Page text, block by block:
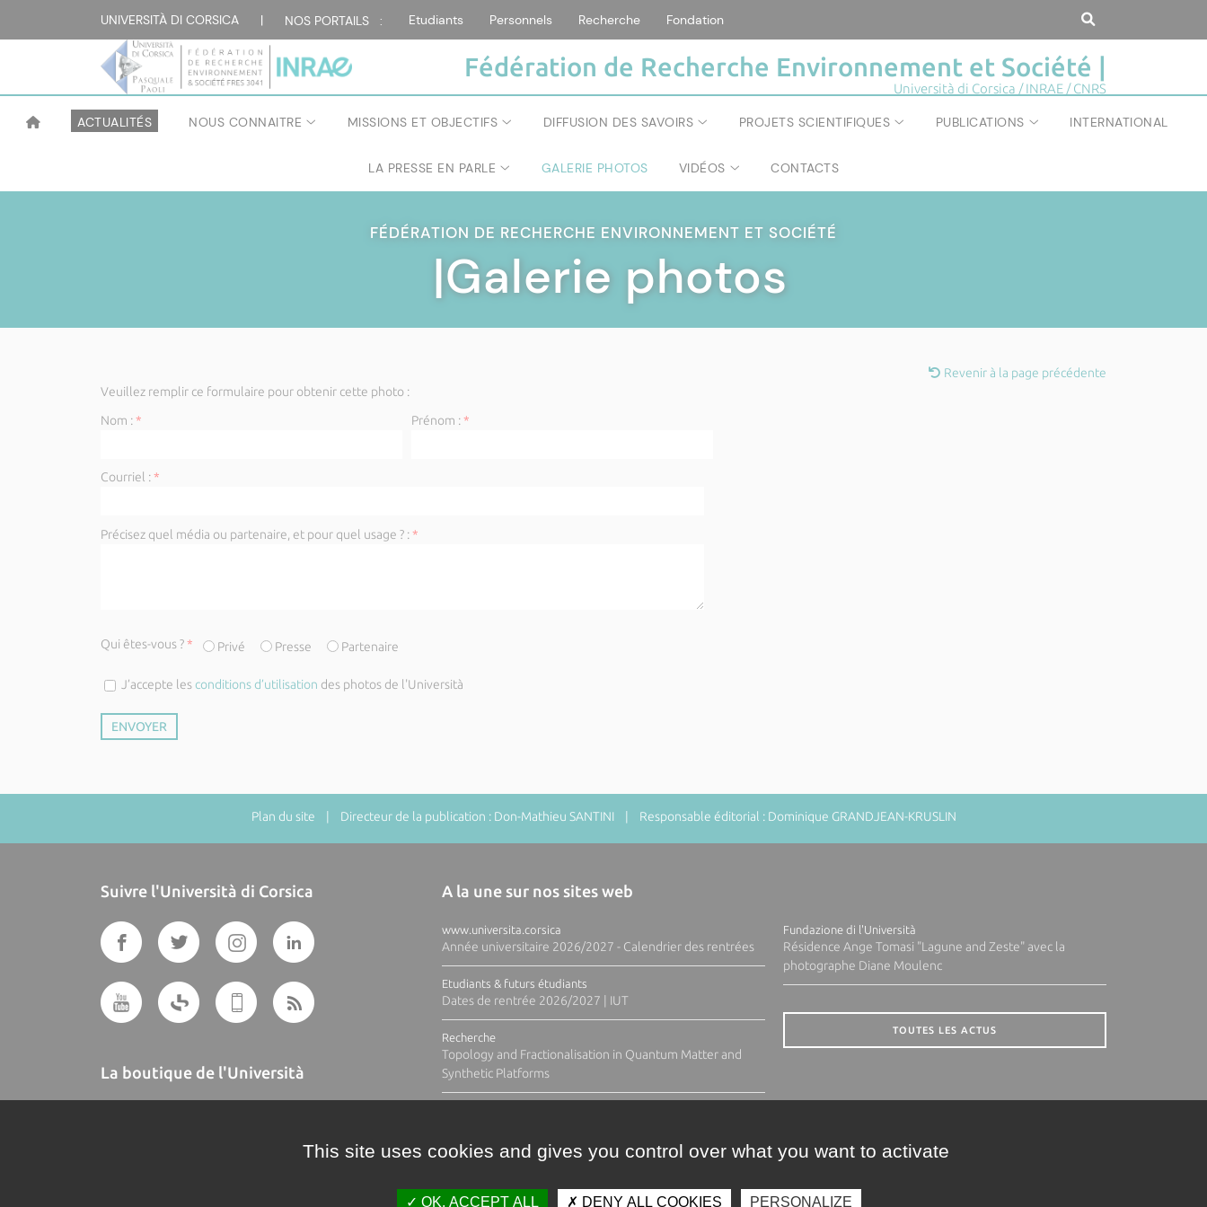
UNIVERSITÀ DI CORSICA | NOS PORTAILS : Etudiants Personnels Recherche Fondation
Fédération de Recherche Environnement et Société |
Università di Corsica / INRAE / CNRS
ACTUALITÉS NOUS CONNAITRE MISSIONS ET OBJECTIFS DIFFUSION DES SAVOIRS PROJETS SCIENTIFIQUES PUBLICATIONS INTERNATIONAL
LA PRESSE EN PARLE GALERIE PHOTOS VIDÉOS CONTACTS
FÉDÉRATION DE RECHERCHE ENVIRONNEMENT ET SOCIÉTÉ
|Galerie photos
Revenir à la page précédente
Veuillez remplir ce formulaire pour obtenir cette photo :
Nom :* Prénom :*
Courriel :*
Précisez quel média ou partenaire, et pour quel usage ? :*
Qui êtes-vous ?* Privé Presse Partenaire
J’accepte lesconditions d’utilisation des photos de l'Università
Plan du site | Directeur de la publication : Don-Mathieu SANTINI | Responsable éditorial : Dominique GRANDJEAN-KRUSLIN
Suivre l'Università di Corsica
La boutique de l'Università
A la une sur nos sites web
www.universita.corsica
Année universitaire 2026/2027 - Calendrier des rentrées
Etudiants & futurs étudiants
Dates de rentrée 2026/2027 | IUT
Recherche
Topology and Fractionalisation in Quantum Matter and
Synthetic Platforms
Fundazione di l'Università
Résidence Ange Tomasi "Lagune and Zeste" avec la
photographe Diane Moulenc
TOUTES LES ACTUS
This site uses cookies and gives you control over what you want to activate
OK, ACCEPT ALL DENY ALL COOKIES PERSONALIZE